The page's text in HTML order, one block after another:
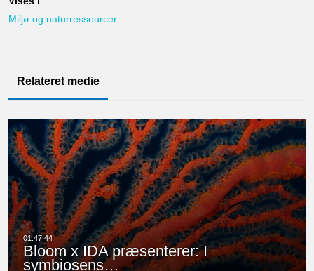
Miljø og naturressourcer
Relateret medie
Bloom x IDA præsenterer: I
symbiosens…